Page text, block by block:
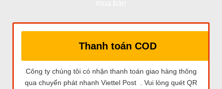
Thanh toán COD
Công ty chúng tôi có nhận thanh toán giao hàng thông
qua chuyển phát nhanh Viettel Post . Vui lòng quét QR